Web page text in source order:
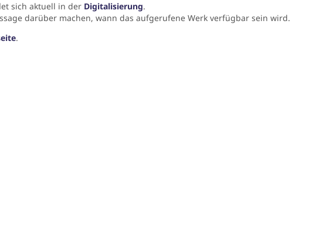
sich aktuell in der Digitalisierung.
darüber machen, wann das aufgerufene Werk verfügbar sein wird.
.